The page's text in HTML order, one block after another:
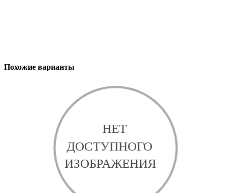
Похожие варианты